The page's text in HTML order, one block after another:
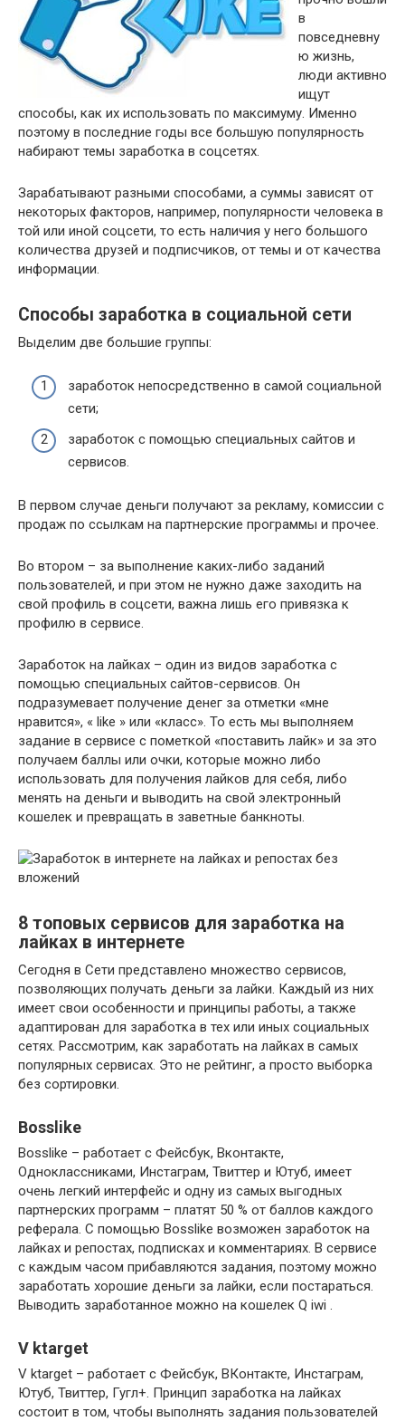
в
повседневну
ю жизнь,
люди активно
ищут
способы, как их использовать по максимуму. Именно
поэтому в последние годы все большую популярность
набирают темы заработка в соцсетях.
Зарабатывают разными способами, а суммы зависят от
некоторых факторов, например, популярности человека в
той или иной соцсети, то есть наличия у него большого
количества друзей и подписчиков, от темы и от качества
информации.
Способы заработка в социальной сети
Выделим две большие группы:
заработок непосредственно в самой социальной
сети;
заработок с помощью специальных сайтов и
сервисов.
В первом случае деньги получают за рекламу, комиссии с
продаж по ссылкам на партнерские программы и прочее.
Во втором – за выполнение каких-либо заданий
пользователей, и при этом не нужно даже заходить на
свой профиль в соцсети, важна лишь его привязка к
профилю в сервисе.
Заработок на лайках – один из видов заработка с
помощью специальных сайтов-сервисов. Он
подразумевает получение денег за отметки «мне
нравится», « like » или «класс». То есть мы выполняем
задание в сервисе с пометкой «поставить лайк» и за это
получаем баллы или очки, которые можно либо
использовать для получения лайков для себя, либо
менять на деньги и выводить на свой электронный
кошелек и превращать в заветные банкноты.
8 топовых сервисов для заработка на
лайках в интернете
Сегодня в Сети представлено множество сервисов,
позволяющих получать деньги за лайки. Каждый из них
имеет свои особенности и принципы работы, а также
адаптирован для заработка в тех или иных социальных
сетях. Рассмотрим, как заработать на лайках в самых
популярных сервисах. Это не рейтинг, а просто выборка
без сортировки.
Bosslike
Bosslike – работает с Фейсбук, Вконтакте,
Одноклассниками, Инстаграм, Твиттер и Ютуб, имеет
очень легкий интерфейс и одну из самых выгодных
партнерских программ – платят 50 % от баллов каждого
реферала. С помощью Bosslike возможен заработок на
лайках и репостах, подписках и комментариях. В сервисе
с каждым часом прибавляются задания, поэтому можно
заработать хорошие деньги за лайки, если постараться.
Выводить заработанное можно на кошелек Q iwi .
V ktarget
V ktarget – работает с Фейсбук, ВКонтакте, Инстаграм,
Ютуб, Твиттер, Гугл+. Принцип заработка на лайках
состоит в том, чтобы выполнять задания пользователей